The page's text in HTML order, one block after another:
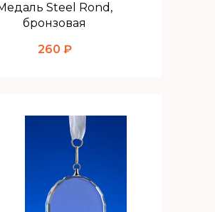
Steel Rond,
бронзовая
260 ₽